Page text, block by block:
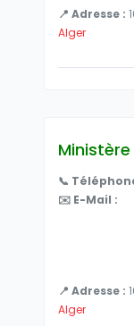
📍 Adresse :
Alger
📞
✉️ E-Mail :
📍 Adresse :
Alger